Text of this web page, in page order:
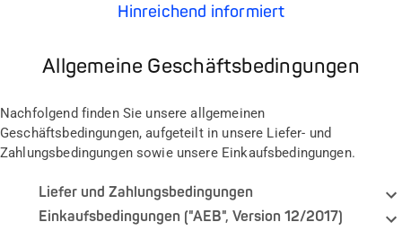
Allgemeine Geschäftsbedingungen
Hinreichend informiert
Nachfolgend finden Sie unsere allgemeinen
Geschäftsbedingungen, aufgeteilt in unsere Liefer- und
Zahlungsbedingungen sowie unsere Einkaufsbedingungen.
Liefer und Zahlungsbedingungen
Einkaufsbedingungen ("AEB", Version 12/2017)